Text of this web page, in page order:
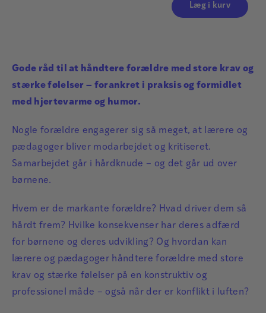
Læg i kurv
Gode råd til at håndtere forældre med store krav og
stærke følelser – forankret i praksis og formidlet
med hjertevarme og humor.
Nogle forældre engagerer sig så meget, at lærere og
pædagoger bliver modarbejdet og kritiseret.
Samarbejdet går i hårdknude – og det går ud over
børnene.
Hvem er de markante forældre? Hvad driver dem så
hårdt frem? Hvilke konsekvenser har deres adfærd
for børnene og deres udvikling? Og hvordan kan
lærere og pædagoger håndtere forældre med store
krav og stærke følelser på en konstruktiv og
professionel måde – også når der er konflikt i luften?